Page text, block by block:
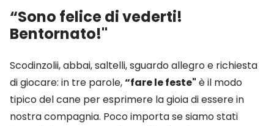
“Sono felice di vederti!
Bentornato!"
Scodinzolii, abbai, saltelli, sguardo allegro e richiesta
di giocare: in tre parole,“fare le feste" è il modo
tipico del cane per esprimere la gioia di essere in
nostra compagnia. Poco importa se siamo stati